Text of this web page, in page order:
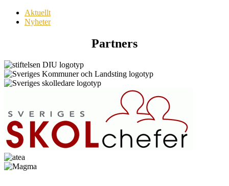
Aktuellt
Nyheter
Partners